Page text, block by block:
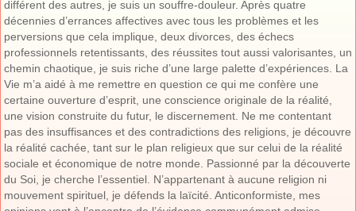
différent des autres, je suis un souffre-douleur. Après quatre
décennies d’errances affectives avec tous les problèmes et les
perversions que cela implique, deux divorces, des échecs
professionnels retentissants, des réussites tout aussi valorisantes, un
chemin chaotique, je suis riche d’une large palette d’expériences. La
Vie m’a aidé à me remettre en question ce qui me confère une
certaine ouverture d’esprit, une conscience originale de la réalité,
une vision construite du futur, le discernement. Ne me contentant
pas des insuffisances et des contradictions des religions, je découvre
la réalité cachée, tant sur le plan religieux que sur celui de la réalité
sociale et économique de notre monde. Passionné par la découverte
du Soi, je cherche l’essentiel. N’appartenant à aucune religion ni
mouvement spirituel, je défends la laïcité. Anticonformiste, mes